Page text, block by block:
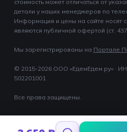
стоимость может отличаться от
детали у наших менеджеров по
Информация и цены на сайте носят
являются публичной офертой (ст.
Мы зарегистрированы на Портале
© 2015-2026 ООО «ЕдемЕдем.ру» ·
502201001
Все права защищены.